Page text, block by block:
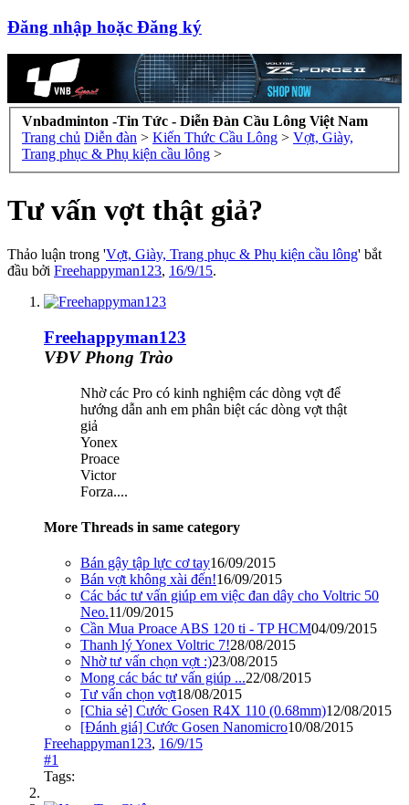
Đăng nhập hoặc Đăng ký
Vnbadminton -Tin Tức - Diễn Đàn Cầu Lông Việt Nam
Trang chủ Diễn đàn > Kiến Thức Cầu Lông > Vợt, Giày,
Trang phục & Phụ kiện cầu lông >
Tư vấn vợt thật giả?
Thảo luận trong 'Vợt, Giày, Trang phục & Phụ kiện cầu lông' bắt
đầu bởi Freehappyman123, 16/9/15.
Freehappyman123
VĐV Phong Trào
Nhờ các Pro có kinh nghiệm các dòng vợt để
hướng dẫn anh em phân biệt các dòng vợt thật
giả
Yonex
Proace
Victor
Forza....
More Threads in same category
Bán gậy tập lực cơ tay16/09/2015
Bán vợt không xài đến!16/09/2015
Các bác tư vấn giúp em việc đan dây cho Voltric 50
Neo.11/09/2015
Cần Mua Proace ABS 120 ti - TP HCM04/09/2015
Thanh lý Yonex Voltric 7!28/08/2015
Nhờ tư vấn chọn vợt :)23/08/2015
Mong các bác tư vấn giúp ...22/08/2015
Tư vấn chọn vợt18/08/2015
[Chia sẻ] Cước Gosen R4X 110 (0.68mm)12/08/2015
[Đánh giá] Cước Gosen Nanomicro10/08/2015
Freehappyman123, 16/9/15
#1
Tags: